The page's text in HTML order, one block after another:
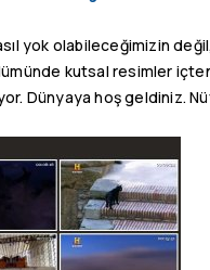
yok olabileceğimizin değil,
kutsal resimler
Dünyaya hoş geldiniz.